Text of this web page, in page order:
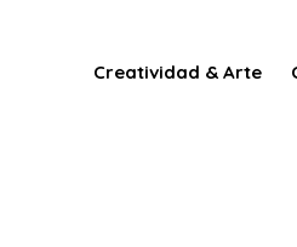
Creatividad & Arte